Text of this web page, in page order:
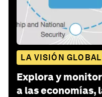
LA VISIÓN GLOBAL
Explora y
a las economías,